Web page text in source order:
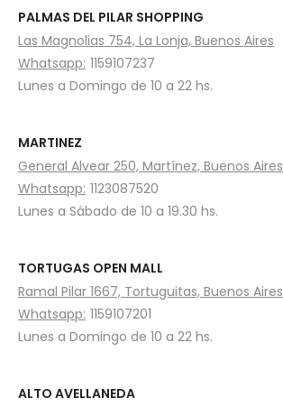
PALMAS DEL PILAR SHOPPING
Las Magnolias 754, La Lonja, Buenos Aires
Whatsapp: 1159107237
Lunes a Domingo de 10 a 22 hs.
MARTINEZ
General Alvear 250, Martínez, Buenos Aires
Whatsapp: 1123087520
Lunes a Sábado de 10 a 19.30 hs.
TORTUGAS OPEN MALL
Ramal Pilar 1667, Tortuguitas, Buenos Aires
Whatsapp: 1159107201
Lunes a Domingo de 10 a 22 hs.
ALTO AVELLANEDA